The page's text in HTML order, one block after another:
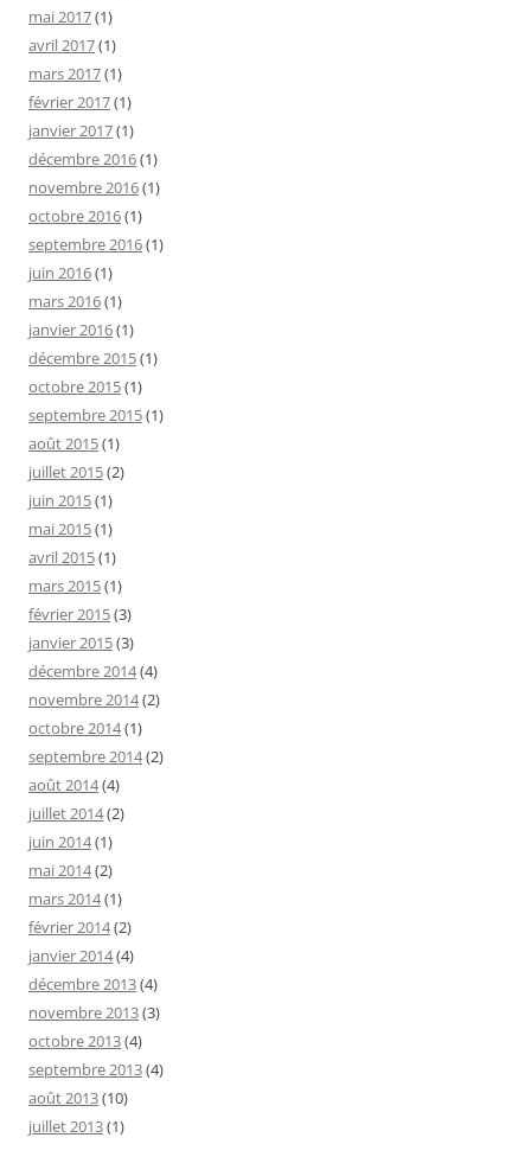
mai 2017(1)
avril 2017(1)
mars 2017(1)
février 2017(1)
janvier 2017(1)
décembre 2016(1)
novembre 2016(1)
octobre 2016(1)
septembre 2016(1)
juin 2016(1)
mars 2016(1)
janvier 2016(1)
décembre 2015(1)
octobre 2015(1)
septembre 2015(1)
août 2015(1)
juillet 2015(2)
juin 2015(1)
mai 2015(1)
avril 2015(1)
mars 2015(1)
février 2015(3)
janvier 2015(3)
décembre 2014(4)
novembre 2014(2)
octobre 2014(1)
septembre 2014(2)
août 2014(4)
juillet 2014(2)
juin 2014(1)
mai 2014(2)
mars 2014(1)
février 2014(2)
janvier 2014(4)
décembre 2013(4)
novembre 2013(3)
octobre 2013(4)
septembre 2013(4)
août 2013(10)
juillet 2013(1)